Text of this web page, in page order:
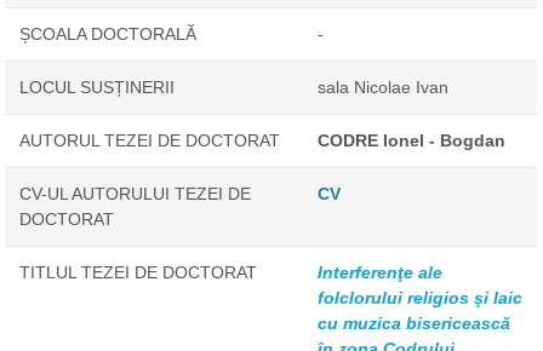
ȘCOALA DOCTORALĂ -
LOCUL SUSȚINERII sala Nicolae Ivan
AUTORUL TEZEI DE DOCTORAT CODRE Ionel - Bogdan
CV-UL AUTORULUI TEZEI DE
DOCTORAT
CV
TITLUL TEZEI DE DOCTORAT
Interferenţe ale
folclorului religios şi laic
cu muzica bisericească